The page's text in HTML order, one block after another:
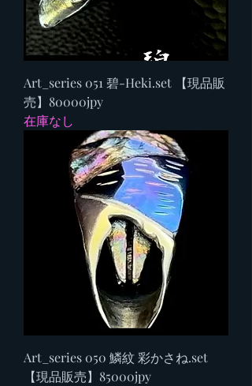
Art_series 051 碧-Heki.set 【現品販
売】80000jpy
在庫なし
Art_series 050 鱗紋 彩かさね.set
【現品販売】85000jpy